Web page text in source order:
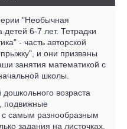
"Необычная
6-7 лет. Тетрадки
- часть авторской
и они призваны
занятия математикой с
школы.
возраста
подвижные
с самым разнообразным
задания на листочках.